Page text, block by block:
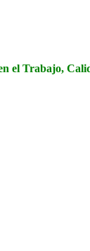
el Trabajo,